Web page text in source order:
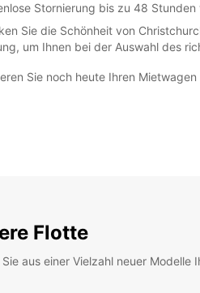
Stornierung bis zu 48 Stunden
Sie die Schönheit von
um Ihnen bei der Auswahl des
Sie noch heute Ihren
Flotte
Sie aus einer Vielzahl neuer Modelle